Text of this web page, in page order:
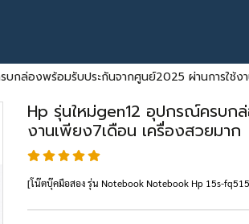
กล่องพร้อมรับประกันจากศูนย์2025 ผ่านการใช้ง
Hp รุ่นใหม่gen12 อุปกรณ์ครบก
งานเพียง7เดือน เครื่องสวยมาก
[โน๊ตบุ๊คมือสอง รุ่น Notebook Notebook Hp 15s-